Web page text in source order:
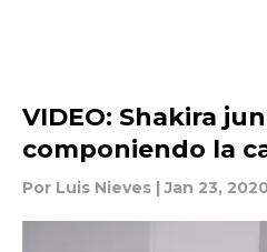
VIDEO: Shakira
componiendo la
Por Luis Nieves | Jan 23, 2020